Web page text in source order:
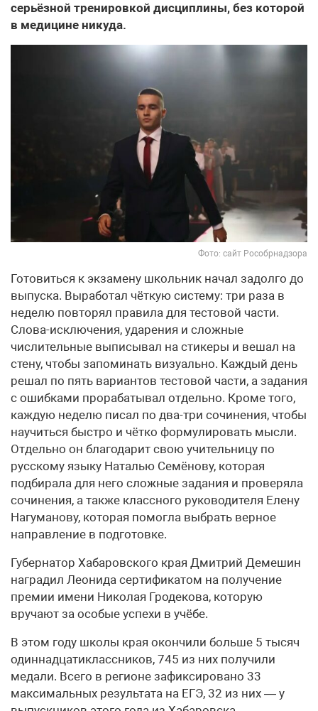
серьёзной тренировкой дисциплины, без которой
в медицине никуда.
Фото: сайт Рособрнадзора
Готовиться к экзамену школьник начал задолго до
выпуска. Выработал чёткую систему: три раза в
неделю повторял правила для тестовой части.
Слова-исключения, ударения и сложные
числительные выписывал на стикеры и вешал на
стену, чтобы запоминать визуально. Каждый день
решал по пять вариантов тестовой части, а задания
с ошибками прорабатывал отдельно. Кроме того,
каждую неделю писал по два-три сочинения, чтобы
научиться быстро и чётко формулировать мысли.
Отдельно он благодарит свою учительницу по
русскому языку Наталью Семёнову, которая
подбирала для него сложные задания и проверяла
сочинения, а также классного руководителя Елену
Нагуманову, которая помогла выбрать верное
направление в подготовке.
Губернатор Хабаровского края Дмитрий Демешин
наградил Леонида сертификатом на получение
премии имени Николая Гродекова, которую
вручают за особые успехи в учёбе.
В этом году школы края окончили больше 5 тысяч
одиннадцатиклассников, 745 из них получили
медали. Всего в регионе зафиксировано 33
максимальных результата на ЕГЭ, 32 из них — у